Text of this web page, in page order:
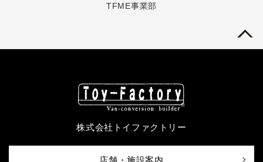
TFME事業部
株式会社トイファクトリー
店舗・施設案内